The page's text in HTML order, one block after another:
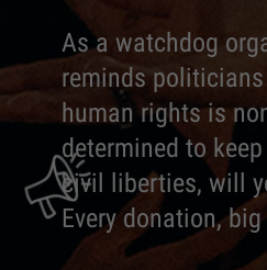
As a watchdog
reminds
human rights is
determined to
civil liberties, will
Every donation,